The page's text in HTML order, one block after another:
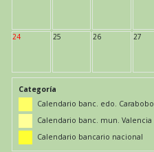
24 25 26 27
Categoría
Calendario banc. edo. Carabobo
Calendario banc. mun. Valencia
Calendario bancario nacional